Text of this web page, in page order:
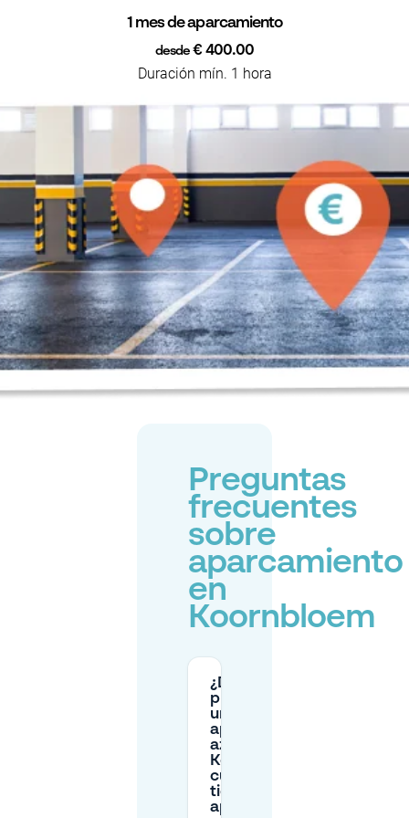
1 mes de aparcamiento
desde € 400.00
Duración mín. 1 hora
Preguntas
frecuentes
sobre
aparcamiento
en
Koornbloem
¿Dónde
puedo usar
un disco de
aparcamiento
azul cerca de
Koornbloem y
cuánto
tiempo puedo
aparcar?